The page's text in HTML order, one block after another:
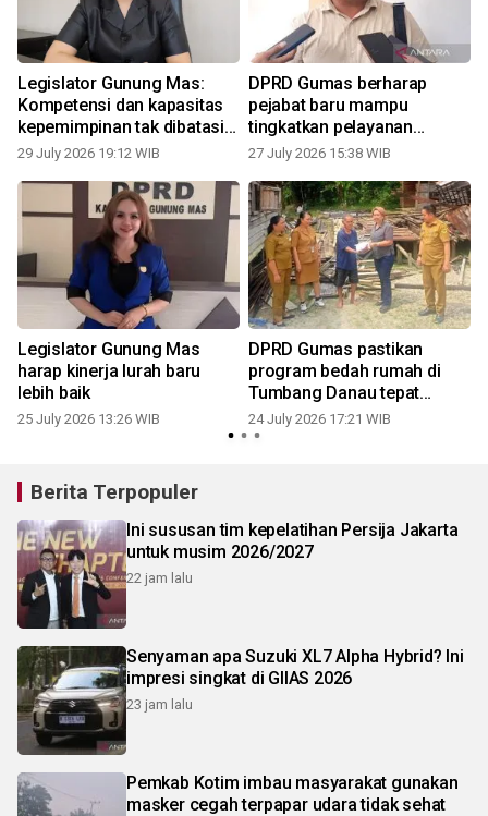
Legislator Gunung Mas:
Kompetensi dan kapasitas
kepemimpinan tak dibatasi
gender
29 July 2026 19:12 WIB
DPRD Gumas berharap
pejabat baru mampu
tingkatkan pelayanan
kesehatan masyarakat
27 July 2026 15:38 WIB
Legislator Gunung Mas
harap kinerja lurah baru
lebih baik
25 July 2026 13:26 WIB
DPRD Gumas pastikan
program bedah rumah di
Tumbang Danau tepat
sasaran
24 July 2026 17:21 WIB
Berita Terpopuler
Ini sususan tim kepelatihan Persija Jakarta
untuk musim 2026/2027
22 jam lalu
Senyaman apa Suzuki XL7 Alpha Hybrid? Ini
impresi singkat di GIIAS 2026
23 jam lalu
Pemkab Kotim imbau masyarakat gunakan
masker cegah terpapar udara tidak sehat